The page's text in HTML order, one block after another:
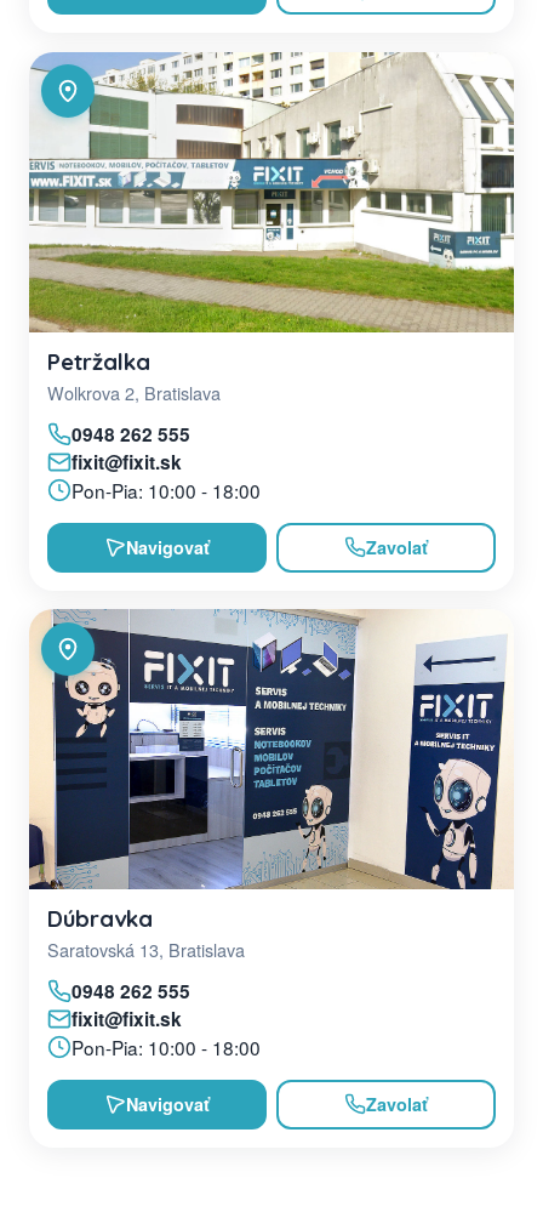
Petržalka
Wolkrova 2, Bratislava
0948 262 555
fixit@fixit.sk
Pon-Pia: 10:00 - 18:00
Navigovať Zavolať
Dúbravka
Saratovská 13, Bratislava
0948 262 555
fixit@fixit.sk
Pon-Pia: 10:00 - 18:00
Navigovať Zavolať